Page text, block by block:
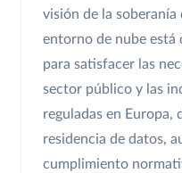
visión de la soberanía
entorno de nube está
para satisfacer las
sector público y las
reguladas en Europa,
residencia de datos,
cumplimiento